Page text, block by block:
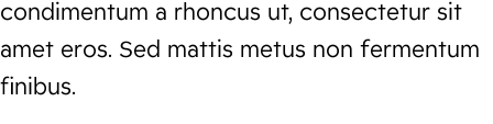
condimentum a rhoncus ut, consectetur sit
amet eros. Sed mattis metus non fermentum
finibus.